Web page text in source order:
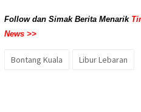
Follow dan Simak Berita Menarik
News >>
Bontang Kuala Libur Lebaran